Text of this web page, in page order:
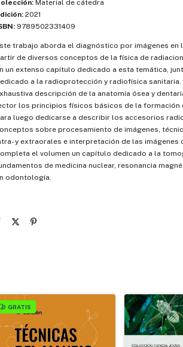
Material de cátedra
2021
9789502331409
trabajo aborda el diagnóstico por imágenes en
de diversos conceptos de la física de
un extenso capítulo dedicado a esta temática,
a la radioprotección y radiofísica sanitaria.
descripción de la anatomía ósea y
los principios físicos básicos de la formación
luego dedicarse a describir los accesorios
sobre procesamiento de imágenes,
y extraorales e interpretación de las imágenes
el volumen un capítulo dedicado a la
de medicina nuclear, resonancia
odontología.
GRATIS